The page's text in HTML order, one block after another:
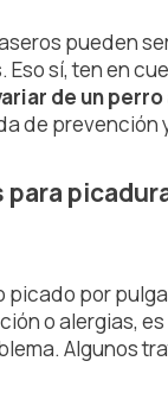
pueden
sí, ten en
de un
de prevención
picado por
o alergias,
Algunos